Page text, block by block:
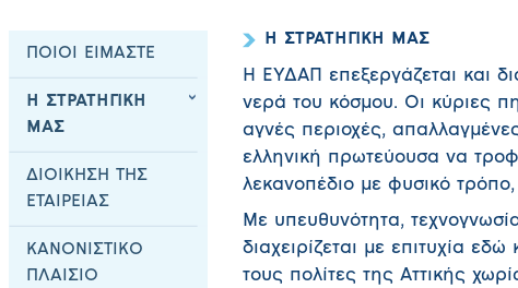
ΠΟΙΟΙ ΕΙΜΑΣΤΕ
Η ΣΤΡΑΤΗΓΙΚΗ
ΜΑΣ
ΔΙΟΙΚΗΣΗ ΤΗΣ
ΕΤΑΙΡΕΙΑΣ
ΚΑΝΟΝΙΣΤΙΚΟ
ΠΛΑΙΣΙΟ
Η ΣΤΡΑΤΗΓΙΚΗ ΜΑΣ
Η ΕΥΔΑΠ επεξεργάζεται και
νερά του κόσμου. Οι κύριες
αγνές περιοχές,
ελληνική πρωτεύουσα να
λεκανοπέδιο με φυσικό
Με υπευθυνότητα,
διαχειρίζεται με επιτυχία
τους πολίτες της Αττικής